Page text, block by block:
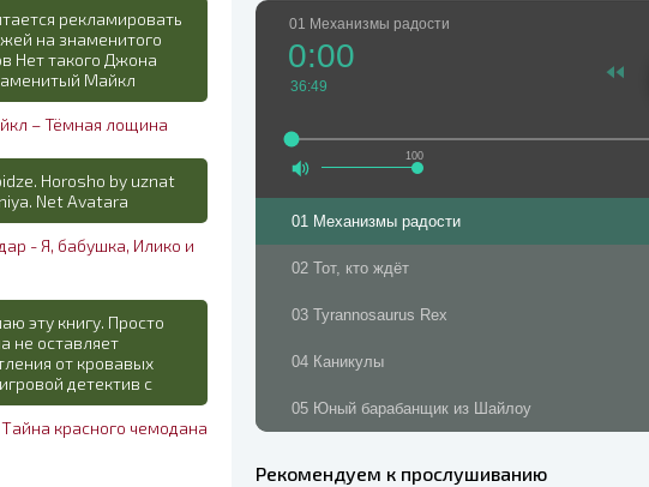
01 Механизмы радости
100
0:00
36:49
01 Механизмы радости
02 Тот, кто ждёт
03 Tyrannosaurus Rex
04 Каникулы
05 Юный барабанщик из Шайлоу
Рекомендуем к прослушиванию
рекламировать
на знаменитого
Нет такого Джона
Майкл
– Тёмная лощина
Horosho by uznat
Net Avatara
- Я, бабушка, Илико и
эту книгу. Просто
не оставляет
от кровавых
детектив с
красного чемодана